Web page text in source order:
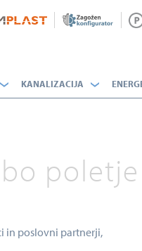
KANALIZACIJA
in poslovni partnerji,